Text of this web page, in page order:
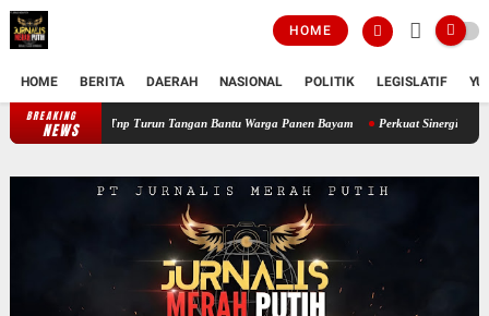
HOME
HOME BERITA DAERAH NASIONAL POLITIK LEGISLATIF
BREAKING
NEWS Perkuat Ketahanan Pangan Wilayah, Babinsa Koramil 12/Tnp Turun